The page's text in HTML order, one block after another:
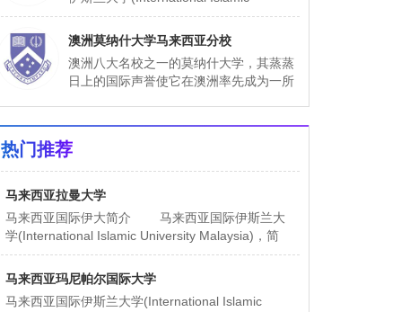
University Malaysia)，简称IIUM，由马来
西亚
澳洲莫纳什大学马来西亚分校
澳洲八大名校之一的莫纳什大学，其蒸蒸
日上的国际声誉使它在澳洲率先成为一所
热门推荐
马来西亚拉曼大学
马来西亚国际伊大简介 马来西亚国际伊斯兰大
学(International Islamic University Malaysia)，简
称IIUM，由马来西亚
马来西亚玛尼帕尔国际大学
马来西亚国际伊斯兰大学(International Islamic